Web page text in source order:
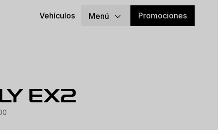
Vehículos Menú Promociones
EX2